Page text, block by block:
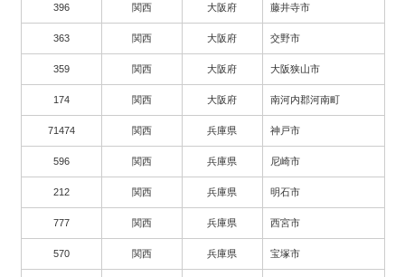
396 関西 大阪府 藤井寺市
363 関西 大阪府 交野市
359 関西 大阪府 大阪狭山市
174 関西 大阪府 南河内郡河南町
71474 関西 兵庫県 神戸市
596 関西 兵庫県 尼崎市
212 関西 兵庫県 明石市
777 関西 兵庫県 西宮市
570 関西 兵庫県 宝塚市